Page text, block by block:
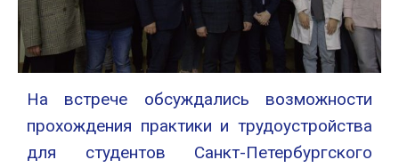
На встрече обсуждались возможности
прохождения практики и трудоустройства
для студентов Санкт-Петербургского